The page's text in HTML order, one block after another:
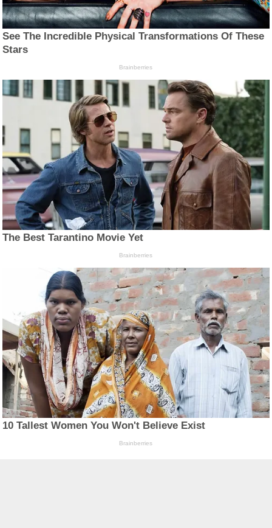
See The Incredible Physical Transformations Of These
Stars
Brainberries
The Best Tarantino Movie Yet
Brainberries
10 Tallest Women You Won't Believe Exist
Brainberries